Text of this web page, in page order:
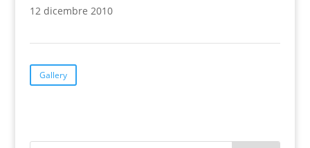
12 dicembre 2010
Gallery